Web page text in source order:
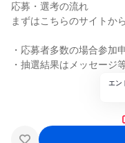
応募・選考の流れ
まずはこちらのサイトか
・応募者多数の場合参加
・抽選結果はメッセージ
エン